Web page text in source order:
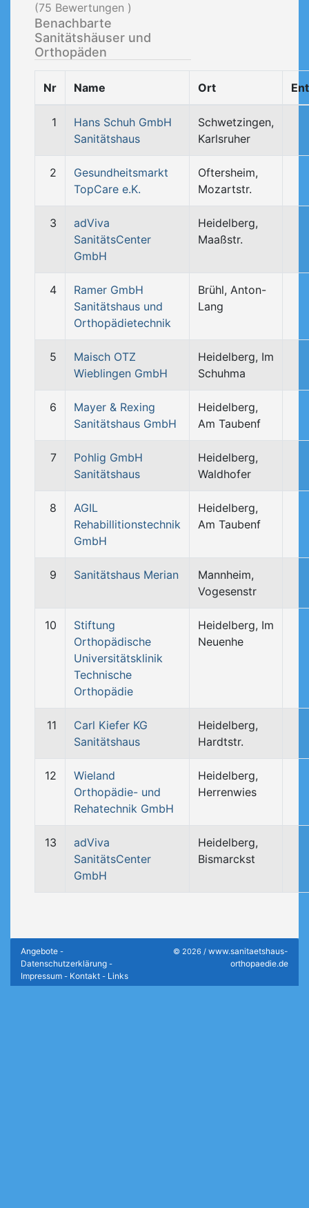
(75 Bewertungen )
Benachbarte
Sanitätshäuser und
Orthopäden
Nr Name Ort
1
Hans Schuh GmbH
Sanitätshaus
Schwetzingen,
Karlsruher
2
Gesundheitsmarkt
TopCare e.K.
Oftersheim,
Mozartstr.
3
adViva
SanitätsCenter
GmbH
Heidelberg,
Maaßstr.
4
Ramer GmbH
Sanitätshaus und
Orthopädietechnik
Brühl, Anton-
Lang
5
Maisch OTZ
Wieblingen GmbH
Heidelberg, Im
Schuhma
6
Mayer & Rexing
Sanitätshaus GmbH
Heidelberg,
Am Taubenf
7
Pohlig GmbH
Sanitätshaus
Heidelberg,
Waldhofer
8
AGIL
Rehabillitionstechnik
GmbH
Heidelberg,
Am Taubenf
9 Sanitätshaus Merian
Mannheim,
Vogesenstr
10
Stiftung
Orthopädische
Universitätsklinik
Technische
Orthopädie
Heidelberg, Im
Neuenhe
11
Carl Kiefer KG
Sanitätshaus
Heidelberg,
Hardtstr.
12
Wieland
Orthopädie- und
Rehatechnik GmbH
Heidelberg,
Herrenwies
13
adViva
SanitätsCenter
GmbH
Heidelberg,
Bismarckst
Angebote -
Datenschutzerklärung -
Impressum - Kontakt - Links
© 2026 / www.sanitaetshaus-
orthopaedie.de